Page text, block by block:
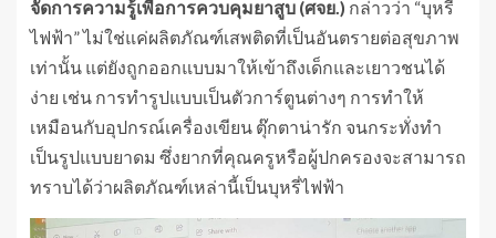
จัดการความรู้เพื่อการควบคุมยาสูบ (ศจย.) กล่าวว่า “บุหรี่
ไฟฟ้า” ไม่ใช่แค่ผลิตภัณฑ์เสพติดที่เป็นอันตรายต่อสุขภาพ
เท่านั้น แต่ยังถูกออกแบบมาให้เข้าถึงเด็กและเยาวชนได้
ง่าย เช่น การทำรูปแบบเป็นตัวการ์ตูนต่างๆ การทำให้
เหมือนกับอุปกรณ์เครื่องเขียน ตุ๊กตาน่ารัก จนกระทั่งทำ
เป็นรูปแบบยาดม ซึ่งยากที่คุณครูหรือผู้ปกครองจะสามารถ
ทราบได้ว่าผลิตภัณฑ์เหล่านี้เป็นบุหรี่ไฟฟ้า